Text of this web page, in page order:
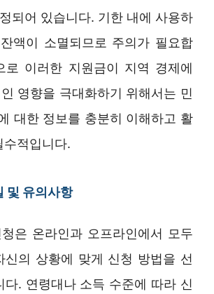
되어 있습니다. 기한 내에 사용하
액이 소멸되므로 주의가 필요합
로 이러한 지원금이 지역 경제에
영향을 극대화하기 위해서는 민
대한 정보를 충분히 이해하고 활
수적입니다.
및 유의사항
은 온라인과 오프라인에서 모두
신의 상황에 맞게 신청 방법을 선
다. 연령대나 소득 수준에 따라 신